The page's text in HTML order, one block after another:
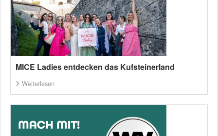
MICE Ladies entdecken das Kufsteinerland
Weiterlesen